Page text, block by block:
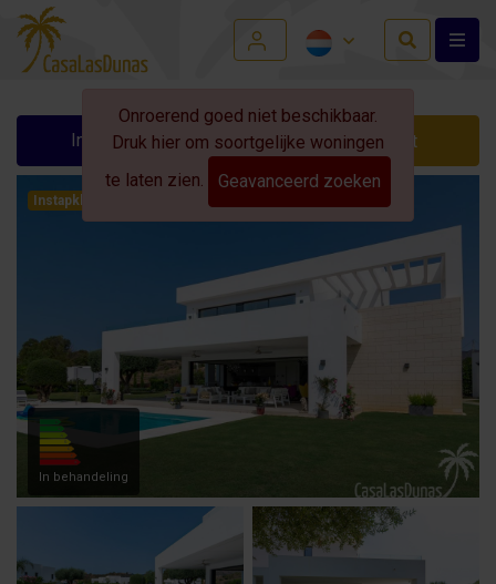
Info aanvragen Contact
Onroerend goed niet beschikbaar.
Druk hier om soortgelijke woningen
te laten zien.
Geavanceerd zoeken
Instapklaar!
In behandeling